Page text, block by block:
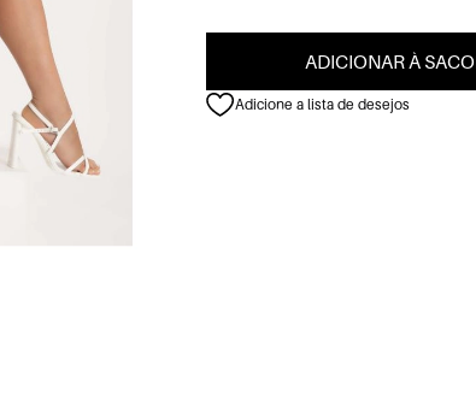
ADICIONAR À
Adicione a lista de desejos